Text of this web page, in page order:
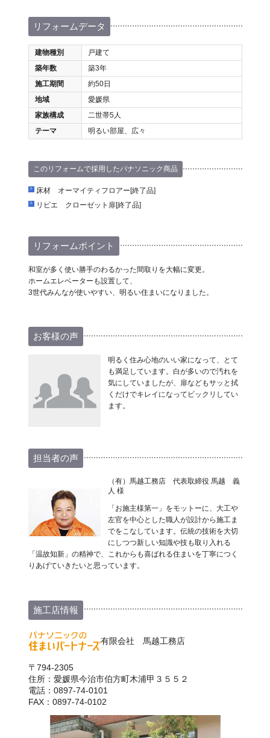
リフォームデータ
建物種別
戸建て
築年数
築3年
施工期間
約50日
地域
愛媛県
家族構成
二世帯5人
テーマ
明るい部屋、広々
このリフォームで採用したパナソニック商品
床材 オーマイティフロアー[終了品]
リビエ クローゼット扉[終了品]
リフォームポイント
和室が多く使い勝手のわるかった間取りを大幅に変更。
ホームエレベーターも設置して、
3世代みんなが使いやすい、明るい住まいになりました。
お客様の声
明るく住み心地のいい家になって、とて
も満足しています。白が多いので汚れを
気にしていましたが、扉などもサッと拭
くだけでキレイになってビックリしてい
ます。
担当者の声
（有）馬越工務店 代表取締役 馬越 義
人 様
「お施主様第一」をモットーに、大工や
左官を中心とした職人が設計から施工ま
でをこなしています。伝統の技術を大切
にしつつ新しい知識や技も取り入れる
「温故知新」の精神で、これからも喜ばれる住まいを丁寧につく
りあげていきたいと思っています。
施工店情報
有限会社 馬越工務店
〒794-2305
住所：愛媛県今治市伯方町木浦甲３５５２
電話：0897-74-0101
FAX：0897-74-0102